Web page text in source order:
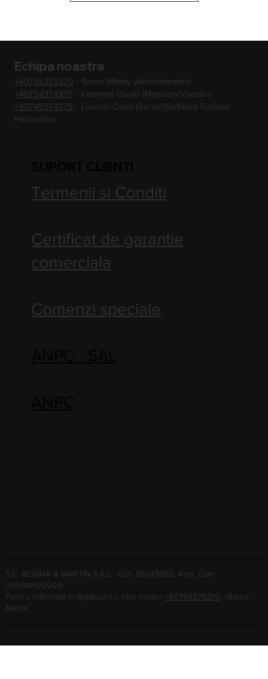
Echipa noastra
+40745375370 - Barna Mihaly (Administrator)
+40754374375 - Kelemen David (Magazin/Vânzări)
+40745374375 - Lucaciu Carol (Serviz/Sertizare Furtune
Hidraulice)
Termenii si Conditi
Certificat de garantie
comerciala
Comenzi speciale
S.C. REGINA & MARTIN S.R.L, CUI: 26245063, Reg. Com.
J05/1485/2009
Pentru informații în legatura cu situl nostru
+40754375376 - Barna
Martin